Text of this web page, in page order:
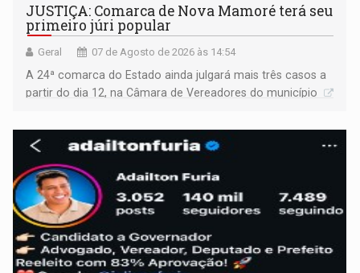
JUSTIÇA: Comarca de Nova Mamoré terá seu
primeiro júri popular
Geral 07 de Agosto de 2026 às 14:54
A 24ª comarca do Estado ainda julgará mais três casos a
partir do dia 12, na Câmara de Vereadores do município